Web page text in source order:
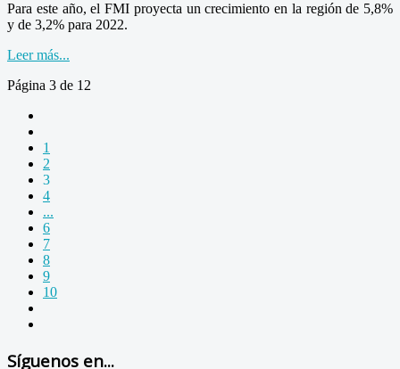
Para este año, el FMI proyecta un crecimiento en la región de 5,8%
y de 3,2% para 2022.
Leer más...
Página 3 de 12
1
2
3
4
...
6
7
8
9
10
Síguenos en...